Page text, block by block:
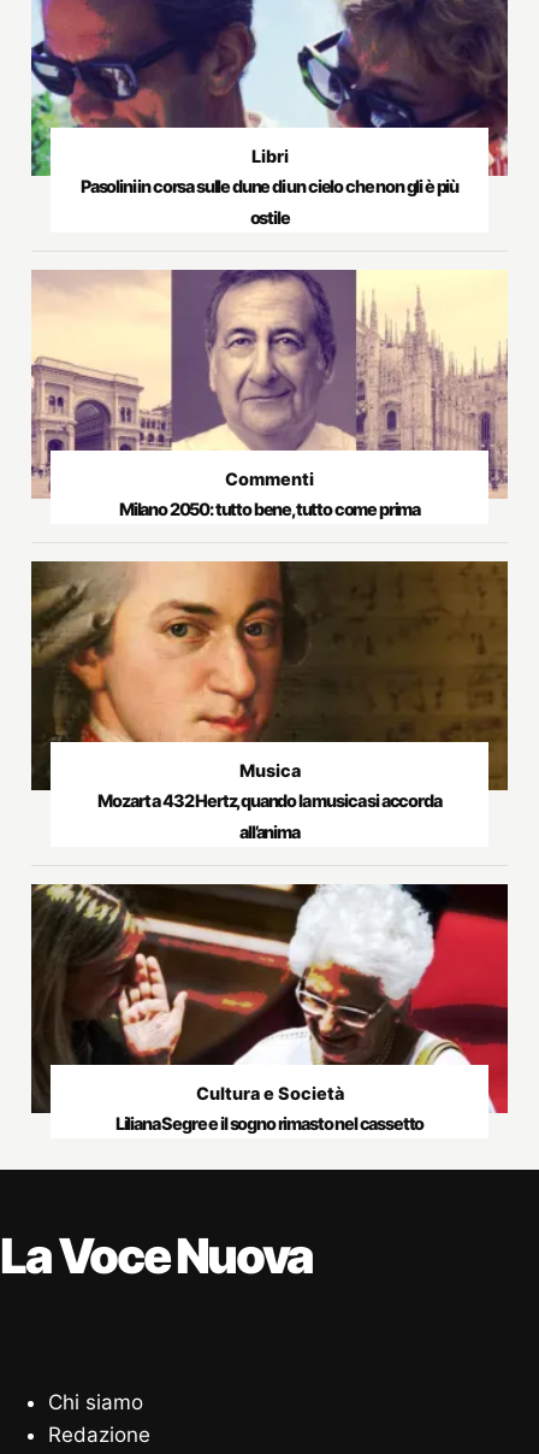
Libri
Pasolini in corsa sulle dune di un cielo che non gli è più
ostile
Commenti
Milano 2050: tutto bene, tutto come prima
Musica
Mozart a 432 Hertz, quando la musica si accorda
all’anima
Cultura e Società
Liliana Segre e il sogno rimasto nel cassetto
La Voce Nuova
Chi siamo
Redazione